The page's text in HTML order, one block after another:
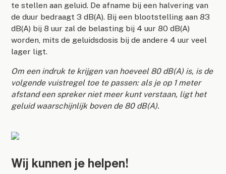
te stellen aan geluid. De afname bij een halvering van
de duur bedraagt 3 dB(A). Bij een blootstelling aan 83
dB(A) bij 8 uur zal de belasting bij 4 uur 80 dB(A)
worden, mits de geluidsdosis bij de andere 4 uur veel
lager ligt.
Om een indruk te krijgen van hoeveel 80 dB(A) is, is de
volgende vuistregel toe te passen: als je op 1 meter
afstand een spreker niet meer kunt verstaan, ligt het
geluid waarschijnlijk boven de 80 dB(A).
Wij kunnen je helpen!